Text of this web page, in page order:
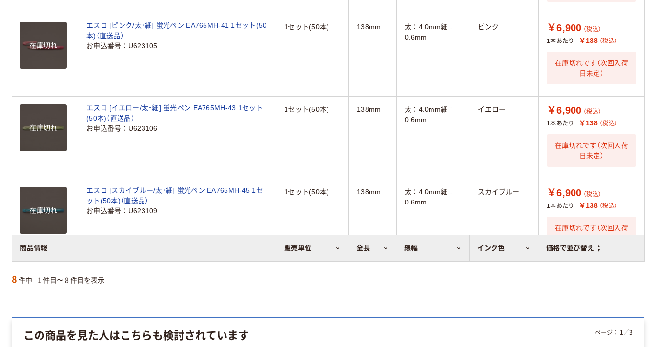
商品情報 販売単位 全長 線幅 インク色 価格で並び替え
在庫切れ
エスコ [ピンク/太・細] 蛍光ペン EA765MH-41 1セット(50
本)（直送品）
お申込番号
U623105
1セット(50本) 138mm
太：4.0mm細：
0.6mm
ピンク ￥6,900 （税込）
1本あたり
￥138 （税込）
在庫切れです（次回入荷
日未定）
在庫切れ
エスコ [イエロー/太・細] 蛍光ペン EA765MH-43 1セット
(50本)（直送品）
お申込番号
U623106
1セット(50本) 138mm
太：4.0mm細：
0.6mm
イエロー ￥6,900 （税込）
1本あたり
￥138 （税込）
在庫切れです（次回入荷
日未定）
在庫切れ
エスコ [スカイブルー/太・細] 蛍光ペン EA765MH-45 1セ
ット(50本)（直送品）
お申込番号
U623109
1セット(50本) 138mm
太：4.0mm細：
0.6mm
スカイブルー ￥6,900 （税込）
1本あたり
￥138 （税込）
在庫切れです（次回入荷
8 件中 1 件目〜 8 件目を表示
この商品を見た人はこちらも検討されています ページ： 1 ／3